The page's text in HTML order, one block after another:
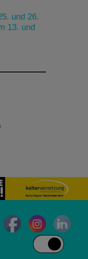
und 26.
13. und